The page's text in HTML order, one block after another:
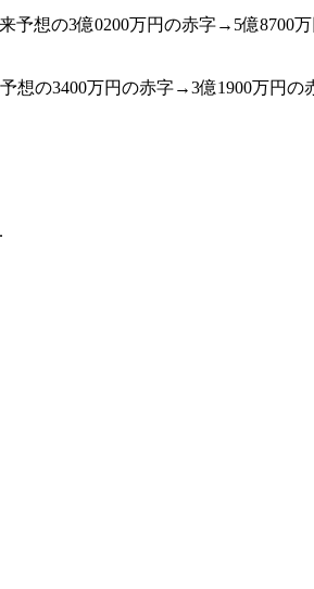
想の3億0200万円の赤字→5億8700
の3400万円の赤字→3億1900万円の